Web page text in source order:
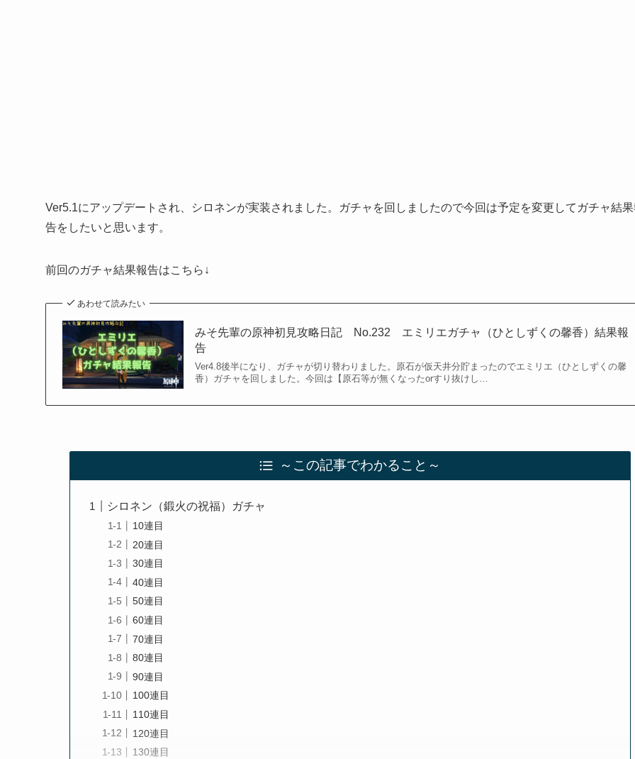
Ver5.1にアップデートされ、シロネンが実装されました。ガチャを回しましたので今回は予定を変更してガチャ結
告をしたいと思います。
前回のガチャ結果報告はこちら↓
あわせて読みたい
みそ先輩の原神初見攻略日記 No.232 エミリエガチャ（ひとしずくの馨香）結果報
告
Ver4.8後半になり、ガチャが切り替わりました。原石が仮天井分貯まったのでエミリエ（ひとしずくの馨
香）ガチャを回しました。今回は【原石等が無くなったorすり抜けし…
～この記事でわかること～
シロネン（鍛火の祝福）ガチャ
10連目
20連目
30連目
40連目
50連目
60連目
70連目
80連目
90連目
100連目
110連目
120連目
130連目